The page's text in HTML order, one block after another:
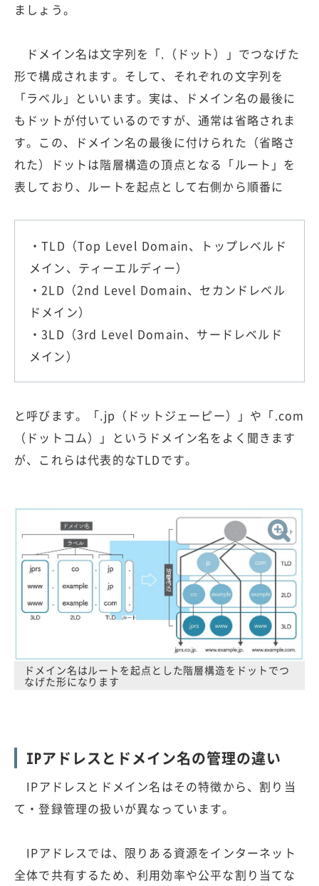
ましょう。
ドメイン名は文字列を「.（ドット）」でつなげた
形で構成されます。そして、それぞれの文字列を
「ラベル」といいます。実は、ドメイン名の最後に
もドットが付いているのですが、通常は省略されま
す。この、ドメイン名の最後に付けられた（省略さ
れた）ドットは階層構造の頂点となる「ルート」を
表しており、ルートを起点として右側から順番に
・TLD（Top Level Domain、トップレベルド
メイン、ティーエルディー）
・2LD（2nd Level Domain、セカンドレベル
ドメイン）
・3LD（3rd Level Domain、サードレベルド
メイン）
と呼びます。「.jp（ドットジェーピー）」や「.com
（ドットコム）」というドメイン名をよく聞きます
が、これらは代表的なTLDです。
ドメイン名はルートを起点とした階層構造をドットでつ
なげた形になります
IPアドレスとドメイン名の管理の違い
IPアドレスとドメイン名はその特徴から、割り当
て・登録管理の扱いが異なっています。
IPアドレスでは、限りある資源をインターネット
全体で共有するため、利用効率や公平な割り当てな